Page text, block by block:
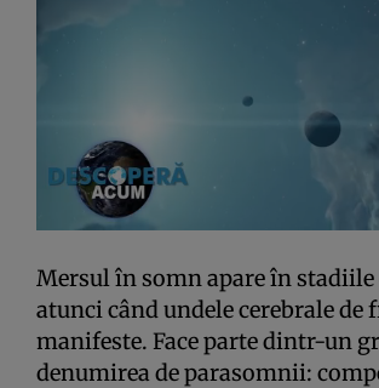
Mersul în somn apare în
atunci când undele cerebrale de
manifeste. Face parte dintr-un
denumirea de parasomnii: